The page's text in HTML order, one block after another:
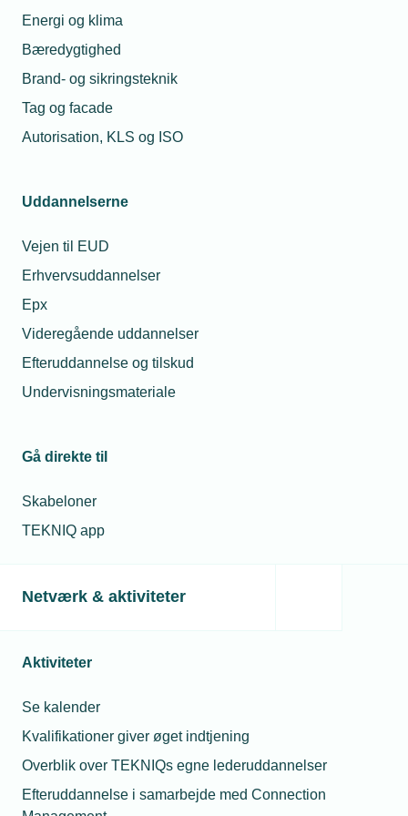
Energi og klima
Bæredygtighed
Brand- og sikringsteknik
Tag og facade
Autorisation, KLS og ISO
Uddannelserne
Vejen til EUD
Erhvervsuddannelser
Epx
Videregående uddannelser
Efteruddannelse og tilskud
Undervisningsmateriale
Gå direkte til
Skabeloner
TEKNIQ app
Netværk & aktiviteter
Aktiviteter
Se kalender
Kvalifikationer giver øget indtjening
Overblik over TEKNIQs egne lederuddannelser
Efteruddannelse i samarbejde med Connection
Smedekonkurrence gavner elevskoleheste
2020 gav et mindre overskud. Det har Hestens Værn
besluttet skal bruges til at hjælpe trængte elevskoleheste
Lærlinge, der er i gang med deres sidste år på